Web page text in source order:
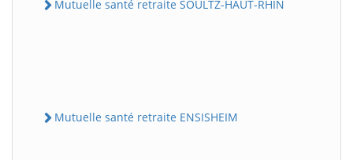
Mutuelle santé retraite SOULTZ-HAUT-RHIN
Mutuelle santé retraite ENSISHEIM